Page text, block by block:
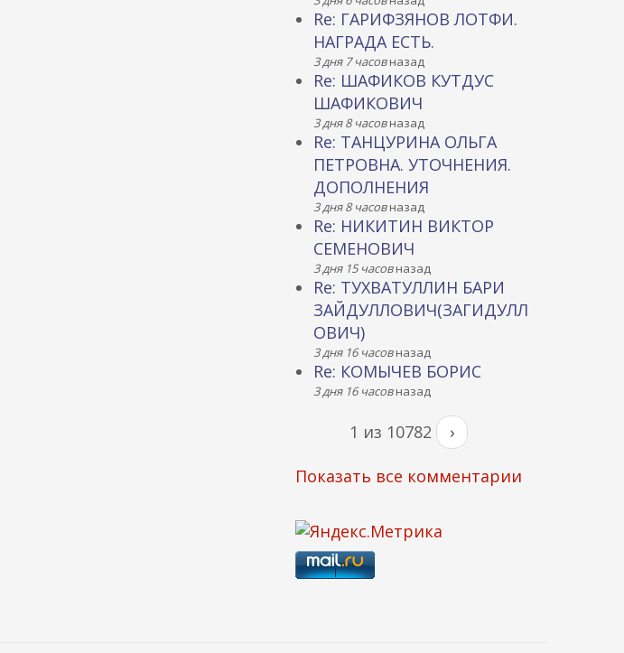
Re: ГАРИФЗЯНОВ ЛОТФИ.
НАГРАДА ЕСТЬ.
3 дня 7 часовназад
Re: ШАФИКОВ КУТДУС
ШАФИКОВИЧ
3 дня 8 часовназад
Re: ТАНЦУРИНА ОЛЬГА
ПЕТРОВНА. УТОЧНЕНИЯ.
ДОПОЛНЕНИЯ
3 дня 8 часовназад
Re: НИКИТИН ВИКТОР
СЕМЕНОВИЧ
3 дня 15 часовназад
Re: ТУХВАТУЛЛИН БАРИ
ЗАЙДУЛЛОВИЧ(ЗАГИДУЛЛ
ОВИЧ)
3 дня 16 часовназад
Re: КОМЫЧЕВ БОРИС
3 дня 16 часовназад
1 из 10782 ›
Показать все комментарии